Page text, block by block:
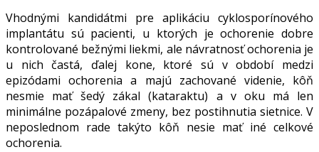
Vhodnými kandidátmi pre aplikáciu cyklosporínového
implantátu sú pacienti, u ktorých je ochorenie dobre
kontrolované bežnými liekmi, ale návratnosť ochorenia je
u nich častá, ďalej kone, ktoré sú v období medzi
epizódami ochorenia a majú zachované videnie, kôň
nesmie mať šedý zákal (kataraktu) a v oku má len
minimálne pozápalové zmeny, bez postihnutia sietnice. V
neposlednom rade takýto kôň nesie mať iné celkové
ochorenia.